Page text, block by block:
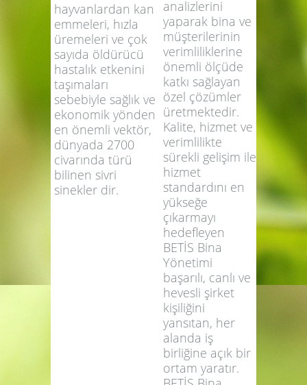
uzun bacaklı
narin böceklerdir.
İnsan ve
hayvanlardan kan
emmeleri, hızla
üremeleri ve çok
sayıda öldürücü
hastalık etkenini
taşımaları
sebebiyle sağlık ve
ekonomik yönden
en önemli vektör,
dünyada 2700
Yönetimi
müşterilerinin
ihtiyaç
analizlerini
yaparak bina ve
müşterilerinin
verimliliklerine
önemli ölçüde
katkı sağlayan
özel çözümler
üretmektedir.
Kalite, hizmet ve
verimlilikte
sürekli gelişim ile
hizmet
standardını en
yükseğe
çıkarmayı
hedefleyen
BETİS Bina
Yönetimi
başarılı, canlı ve
hevesli şirket
kişiliğini
yansıtan, her